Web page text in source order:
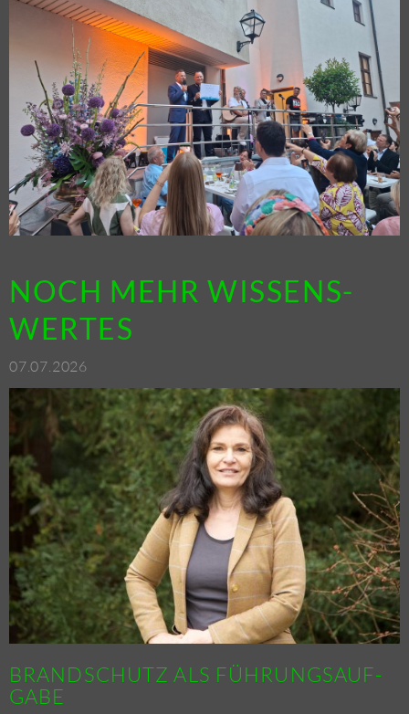
NOCH MEHR WIS­SENS­
WER­TES
07.07.2026
BRAND­SCHUTZ ALS FÜH­RUNGS­AUF­
GA­BE